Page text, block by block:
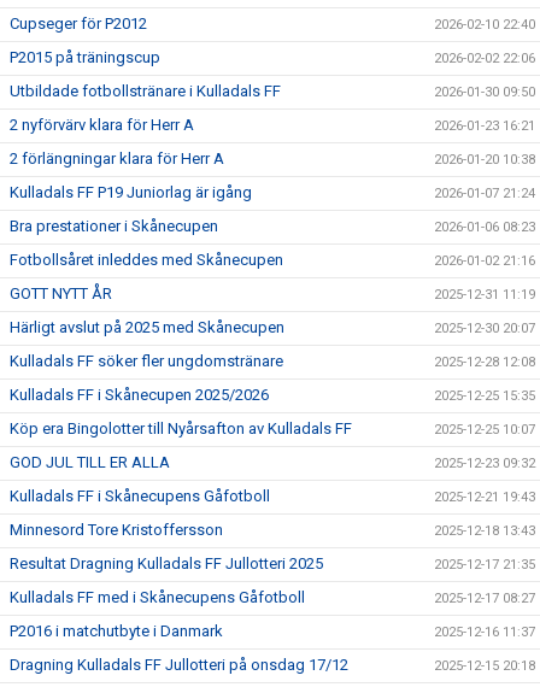
Cupseger för P2012 2026-02-10 22:40
P2015 på träningscup 2026-02-02 22:06
Utbildade fotbollstränare i Kulladals FF 2026-01-30 09:50
2 nyförvärv klara för Herr A 2026-01-23 16:21
2 förlängningar klara för Herr A 2026-01-20 10:38
Kulladals FF P19 Juniorlag är igång 2026-01-07 21:24
Bra prestationer i Skånecupen 2026-01-06 08:23
Fotbollsåret inleddes med Skånecupen 2026-01-02 21:16
GOTT NYTT ÅR 2025-12-31 11:19
Härligt avslut på 2025 med Skånecupen 2025-12-30 20:07
Kulladals FF söker fler ungdomstränare 2025-12-28 12:08
Kulladals FF i Skånecupen 2025/2026 2025-12-25 15:35
Köp era Bingolotter till Nyårsafton av Kulladals FF 2025-12-25 10:07
GOD JUL TILL ER ALLA 2025-12-23 09:32
Kulladals FF i Skånecupens Gåfotboll 2025-12-21 19:43
Minnesord Tore Kristoffersson 2025-12-18 13:43
Resultat Dragning Kulladals FF Jullotteri 2025 2025-12-17 21:35
Kulladals FF med i Skånecupens Gåfotboll 2025-12-17 08:27
P2016 i matchutbyte i Danmark 2025-12-16 11:37
Dragning Kulladals FF Jullotteri på onsdag 17/12 2025-12-15 20:18